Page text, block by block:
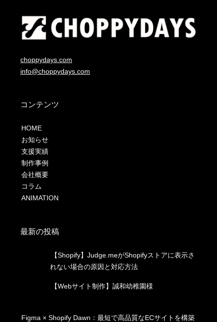
choppydays.com
info@choppydays.com
コンテンツ
HOME
お知らせ
支援実績
制作事例
会社概要
コラム
ANIMATION
最新の投稿
【Shopify】Judge.meがShopifyストアに表示さ
れない場合の原因と対応方法
【Webサイト制作】誠和幼稚園様
Figma × Shopify Dawn：最短で高品質なECサイトを構築